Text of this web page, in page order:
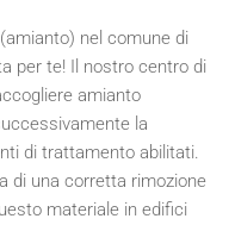
nel comune di
per te! Il nostro centro di
amianto
la
di trattamento abilitati.
di una corretta rimozione
materiale in edifici